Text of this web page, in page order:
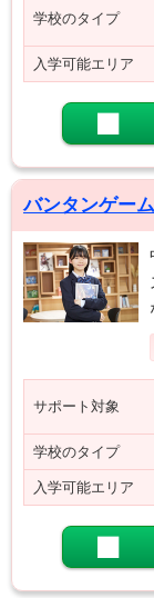
学校のタイプ
入学可能エリア
バンタンゲー
サポート対象
学校のタイプ
入学可能エリア